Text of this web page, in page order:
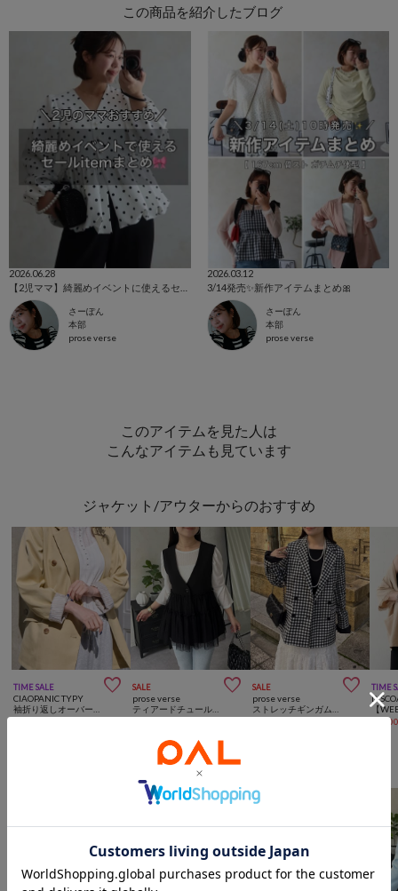
この商品を紹介したブログ
2026.06.28
さーぽん
本部
prose verse
2026.03.12
3/14発売✨新作アイテムまとめ🎀
さーぽん
本部
prose verse
このアイテムを見た人は
こんなアイテムも見ています
ジャケット/アウターからのおすすめ
TIME SALE 
CIAOPANIC TYPY
SALE 
prose verse
SALE 
prose verse
TIME
prose verseからのおすすめ